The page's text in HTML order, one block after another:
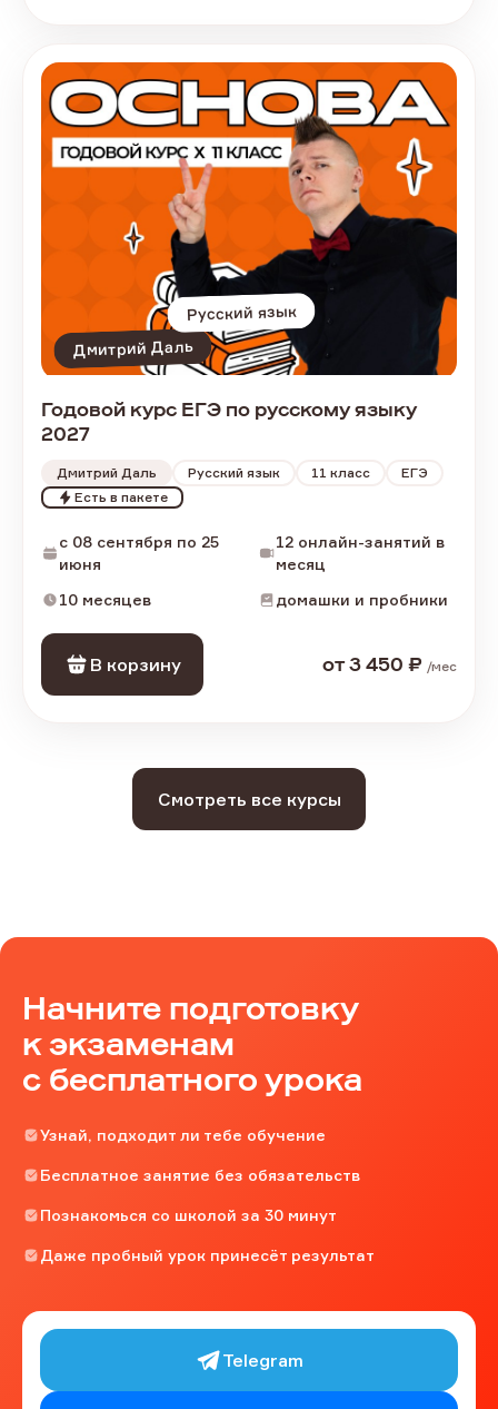
Русский язык
Дмитрий Даль
Годовой курс ЕГЭ по русскому языку
2027
Дмитрий Даль Русский язык 11 класс
ЕГЭ
Есть в пакете
c 08 сентября по 25
июня
12 онлайн-занятий в
месяц
10 месяцев
домашки и пробники
В корзину от 3 450 ₽ /мес
Смотреть все курсы
Начните подготовку
к экзаменам
с бесплатного урока
Узнай, подходит ли тебе обучение
Бесплатное занятие без обязательств
Познакомься со школой за 30 минут
Даже пробный урок принесёт результат
Telegram